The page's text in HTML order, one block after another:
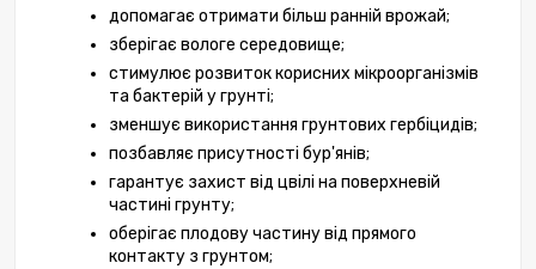
допомагає отримати більш ранній врожай;
зберігає вологе середовище;
стимулює розвиток корисних мікроорганізмів
та бактерій у грунті;
зменшує використання грунтових гербіцидів;
позбавляє присутності бур'янів;
гарантує захист від цвілі на поверхневій
частині грунту;
оберігає плодову частину від прямого
контакту з грунтом;